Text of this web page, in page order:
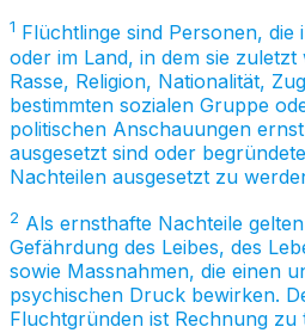
1 Flüchtlinge sind Personen, die
oder im Land, in dem sie
Rasse, Religion, Nationalität,
bestimmten sozialen Gruppe
politischen Anschauungen
ausgesetzt sind oder
Nachteilen ausgesetzt zu
2 Als ernsthafte Nachteile
Gefährdung des Leibes, des
sowie Massnahmen, die einen
psychischen Druck bewirken.
Fluchtgründen ist Rechnung zu